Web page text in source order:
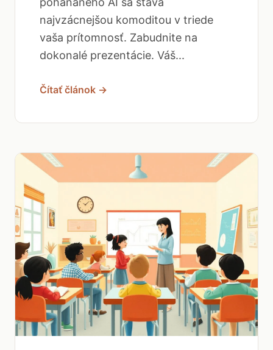
najvzácnejšou komoditou v triede
vaša prítomnosť. Zabudnite na
dokonalé prezentácie. Váš...
Čítať článok →